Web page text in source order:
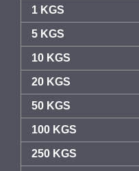
1 KGS
5 KGS
10 KGS
20 KGS
50 KGS
100 KGS
250 KGS